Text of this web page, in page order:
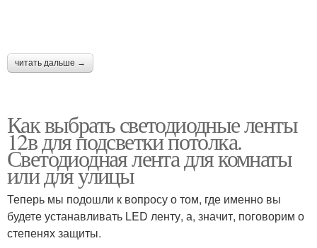
читать дальше →
Как выбрать светодиодные ленты
12в для подсветки потолка.
Светодиодная лента для комнаты
или для улицы
Теперь мы подошли к вопросу о том, где именно вы
будете устанавливать LED ленту, а, значит, поговорим о
степенях защиты.